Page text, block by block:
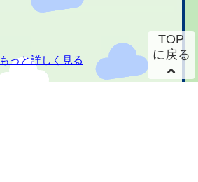
もっと詳しく見る
TOP
に戻る